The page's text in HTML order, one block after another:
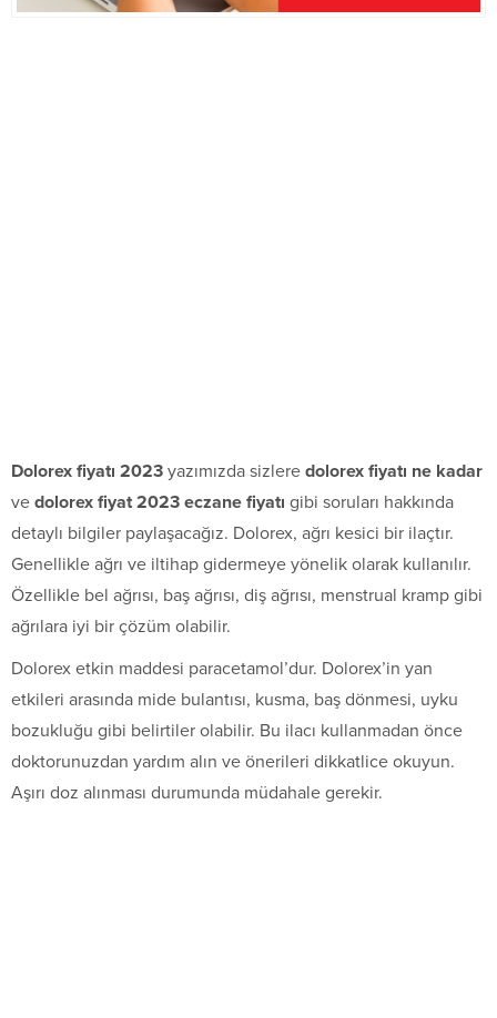
Dolorex fiyatı 2023 yazımızda sizlere dolorex fiyatı ne kadar
ve dolorex fiyat 2023 eczane fiyatı gibi soruları hakkında
detaylı bilgiler paylaşacağız. Dolorex, ağrı kesici bir ilaçtır.
Genellikle ağrı ve iltihap gidermeye yönelik olarak kullanılır.
Özellikle bel ağrısı, baş ağrısı, diş ağrısı, menstrual kramp gibi
ağrılara iyi bir çözüm olabilir.
Dolorex etkin maddesi paracetamol’dur. Dolorex’in yan
etkileri arasında mide bulantısı, kusma, baş dönmesi, uyku
bozukluğu gibi belirtiler olabilir. Bu ilacı kullanmadan önce
doktorunuzdan yardım alın ve önerileri dikkatlice okuyun.
Aşırı doz alınması durumunda müdahale gerekir.